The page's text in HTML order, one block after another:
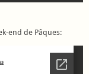
end de Pâques: